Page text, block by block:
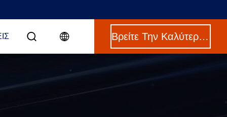
Βρείτε Την Καλύτερη Τιμή